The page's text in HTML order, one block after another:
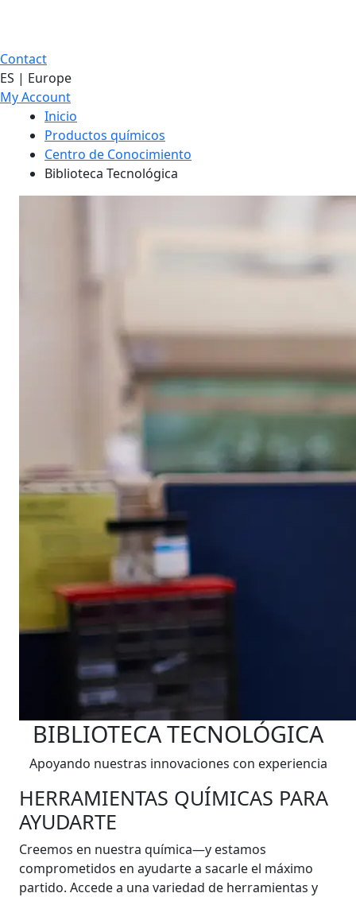
Contact
ES | Europe
My Account
Inicio
Productos químicos
Centro de Conocimiento
Biblioteca Tecnológica
BIBLIOTECA TECNOLÓGICA
Apoyando nuestras innovaciones con experiencia
HERRAMIENTAS QUÍMICAS PARA
AYUDARTE
Creemos en nuestra química—y estamos
comprometidos en ayudarte a sacarle el máximo
partido. Accede a una variedad de herramientas y